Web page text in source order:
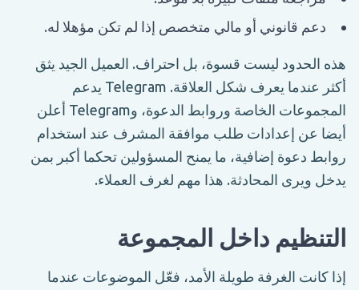
دعم قانوني أو مالي متخصص إذا لم تكن مؤهلا له.
هذه الحدود ليست قسوة، بل احتراف. العميل الجيد يثق
أكثر عندما يعرف شكل العلاقة. Telegram يدعم
المجموعات الخاصة وروابط الدعوة، وTelegram أعلن
أيضا عن إعدادات طلب موافقة المشرف عند استخدام
روابط دعوة إضافية، ما يمنح المسؤولين تحكما أكبر بمن
يدخل ويرى المحادثة. هذا مهم لغرف العملاء.
التنظيم داخل المجموعة
إذا كانت الغرفة طويلة الأمد، فعّل الموضوعات عندما